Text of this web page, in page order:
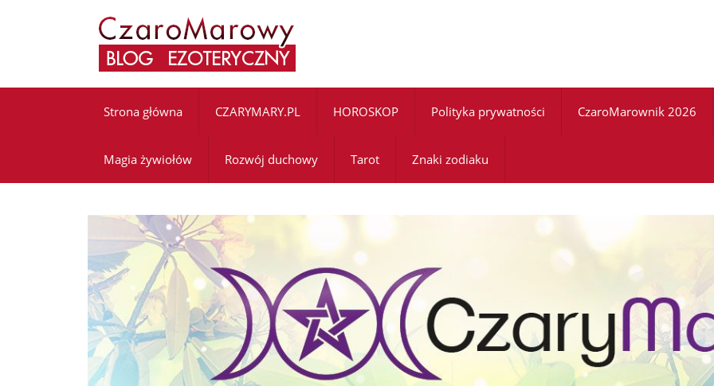
Strona główna CZARYMARY.PL HOROSKOP Polityka prywatności CzaroMarownik 2026
Magia żywiołów Rozwój duchowy Tarot Znaki zodiaku